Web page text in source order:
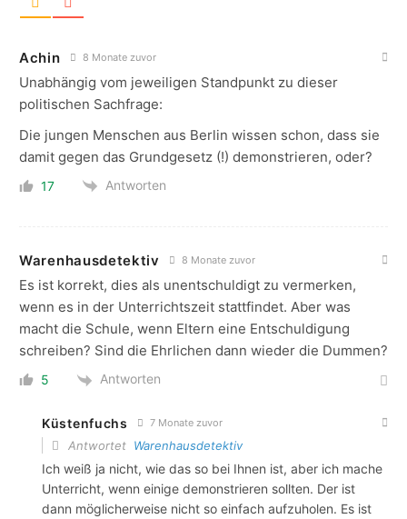
Achin 8 Monate zuvor
Unabhängig vom jeweiligen Standpunkt zu dieser
politischen Sachfrage:
Die jungen Menschen aus Berlin wissen schon, dass sie
damit gegen das Grundgesetz (!) demonstrieren, oder?
17 Antworten
Warenhausdetektiv 8 Monate zuvor
Es ist korrekt, dies als unentschuldigt zu vermerken,
wenn es in der Unterrichtszeit stattfindet. Aber was
macht die Schule, wenn Eltern eine Entschuldigung
schreiben? Sind die Ehrlichen dann wieder die Dummen?
5 Antworten
Küstenfuchs 7 Monate zuvor
Antwortet Warenhausdetektiv
Ich weiß ja nicht, wie das so bei Ihnen ist, aber ich mache
Unterricht, wenn einige demonstrieren sollten. Der ist
dann möglicherweise nicht so einfach aufzuholen. Es ist